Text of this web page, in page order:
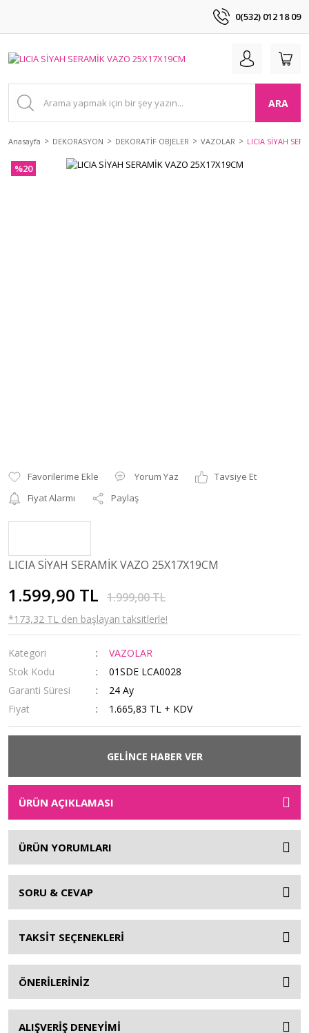
0(532) 012 18 09
ARA
Anasayfa DEKORASYON DEKORATİF OBJELER VAZOLAR LICIA SİYAH
%20
Yorum Yaz
Tavsiye Et
Fiyat Alarmı
Paylaş
LICIA SİYAH SERAMİK VAZO 25X17X19CM
1.599,90 TL 1.999,00 TL
*173,32 TL den başlayan taksitlerle!
Kategori
VAZOLAR
Stok Kodu
01SDE LCA0028
Garanti Süresi
24 Ay
Fiyat
1.665,83 TL + KDV
GELİNCE HABER VER
ÜRÜN AÇIKLAMASI
ÜRÜN YORUMLARI
SORU & CEVAP
TAKSİT SEÇENEKLERİ
ÖNERİLERİNİZ
ALIŞVERİŞ DENEYİMİ